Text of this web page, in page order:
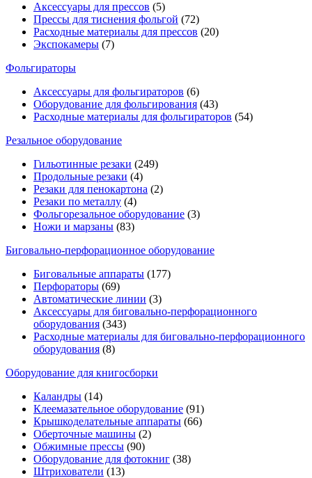
Аксессуары для прессов (5)
Прессы для тиснения фольгой (72)
Расходные материалы для прессов (20)
Экспокамеры (7)
Фольгираторы
Аксессуары для фольгираторов (6)
Оборудование для фольгирования (43)
Расходные материалы для фольгираторов (54)
Резальное оборудование
Гильотинные резаки (249)
Продольные резаки (4)
Резаки для пенокартона (2)
Резаки по металлу (4)
Фольгорезальное оборудование (3)
Ножи и марзаны (83)
Биговально-перфорационное оборудование
Биговальные аппараты (177)
Перфораторы (69)
Автоматические линии (3)
Аксессуары для биговально-перфорационного
оборудования (343)
Расходные материалы для биговально-перфорационного
оборудования (8)
Оборудование для книгосборки
Каландры (14)
Клеемазательное оборудование (91)
Крышкоделательные аппараты (66)
Оберточные машины (2)
Обжимные прессы (90)
Оборудование для фотокниг (38)
Штрихователи (13)